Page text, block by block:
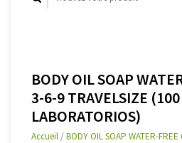
BODY OIL SOAP
3-6-9 TRAVELSIZE
LABORATORIOS)
Accueil /BODY OIL SOAP WATER-